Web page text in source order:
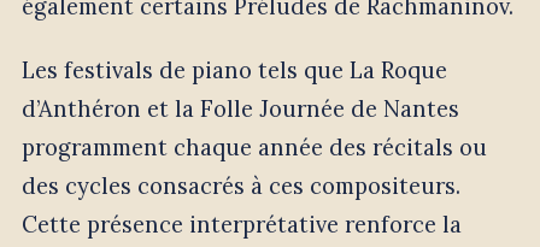
également certains Préludes de Rachmaninov.
Les festivals de piano tels que La Roque
d’Anthéron et la Folle Journée de Nantes
programment chaque année des récitals ou
des cycles consacrés à ces compositeurs.
Cette présence interprétative renforce la